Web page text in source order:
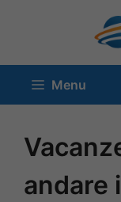
contenuto
Menu
andare